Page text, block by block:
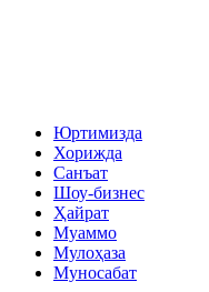
Юртимизда
Хорижда
Санъат
Шоу-бизнес
Ҳайрат
Муаммо
Мулоҳаза
Муносабат